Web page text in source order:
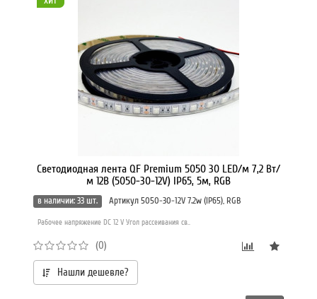
Светодиодная лента QF Premium 5050 30 LED/м 7,2 Вт/
м 12В (5050-30-12V) IP65, 5м, RGB
в наличии: 33 шт. Артикул 5050-30-12V 7.2w (IP65), RGB
Рабочее напряжение DC 12 V Угол рассеивания св..
(0)
Нашли дешевле?